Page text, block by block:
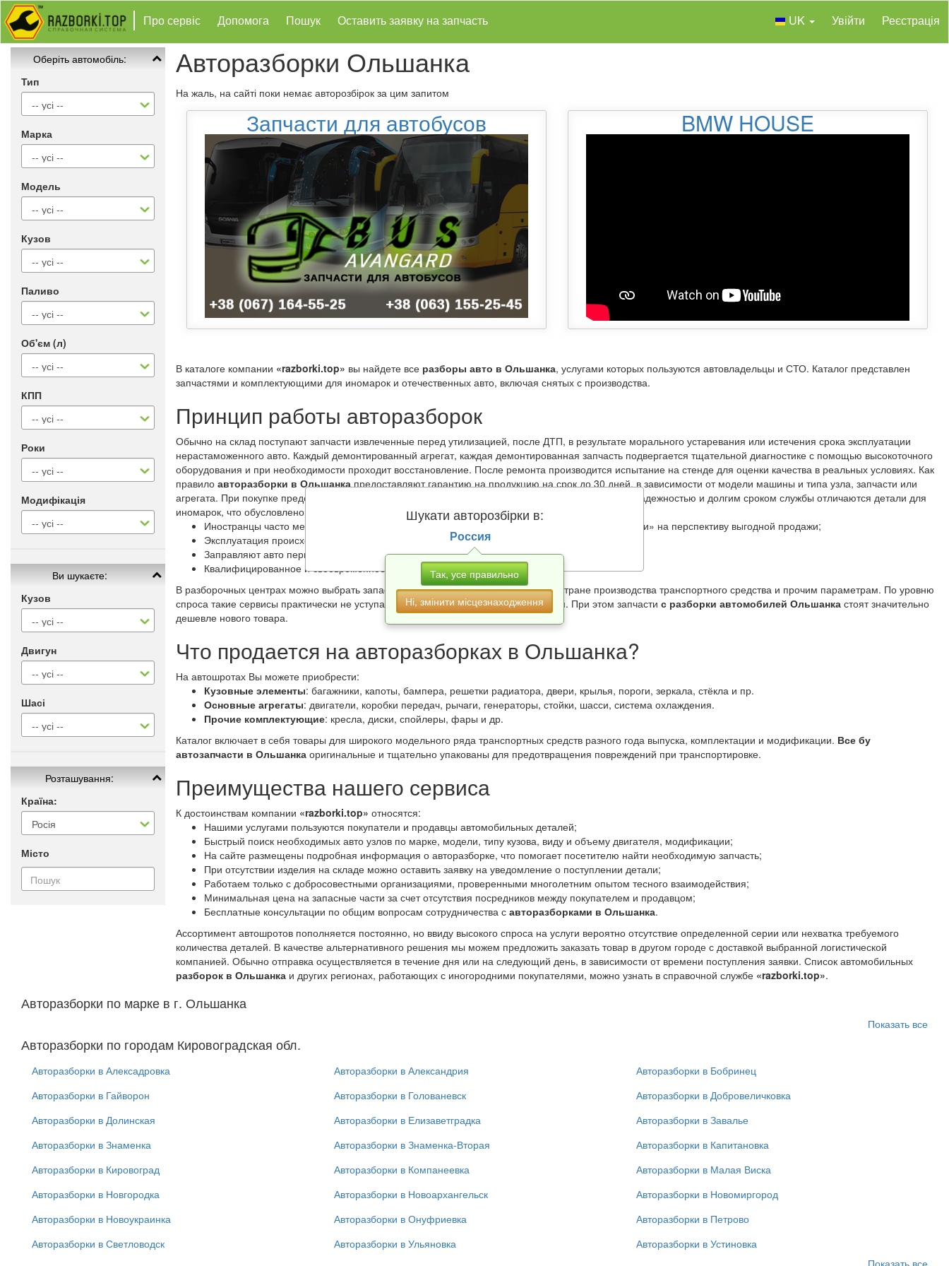
Про сервіс Допомога Пошук Оставить заявку на запчасть UK Увійти Реєстрація
Шукати авторозбірки в:
Россия
Так, усе правильно
Ні, змінити місцезнаходження
Оберіть автомобіль:
Тип
Марка
Модель
Кузов
Паливо
Об'єм (л)
КПП
Роки
Модифікація
Ви шукаєте:
Кузов
Двигун
Шасі
Розташування:
Країна:
Місто
Авторазборки Ольшанка
На жаль, на сайті поки немає авторозбірок за цим запитом
Запчасти для автобусов BMW HOUSE
В каталоге компании «razborki.top» вы найдете все разборы авто в Ольшанка, услугами которых пользуются автовладельцы и СТО. Каталог представлен
запчастями и комплектующими для иномарок и отечественных авто, включая снятых с производства.
Принцип работы авторазборок
Обычно на склад поступают запчасти извлеченные перед утилизацией, после ДТП, в результате морального устаревания или истечения срока эксплуатации
нерастаможенного авто. Каждый демонтированный агрегат, каждая демонтированная запчасть подвергается тщательной диагностике с помощью высокоточного
оборудования и при необходимости проходит восстановление. После ремонта производится испытание на стенде для оценки качества в реальных условиях. Как
правило авторазборки в Ольшанкапредоставляют гарантию на продукцию на срок до 30 дней, в зависимости от модели машины и типа узла, запчасти или
агрегата. При покупке представитель магазина также укажет остаточный ресурс изделия. Особой надежностью и долгим сроком службы отличаются детали для
иномарок, что обусловлено следующими факторами:
Иностранцы часто меняют автомобили, поэтому заботливо обращаются с «железными конями» на перспективу выгодной продажи;
Эксплуатация происходит на высококачественных дорогах Европы, Азии и Америки;
Заправляют авто первосортным топливом;
Квалифицированное и своевременное техобслуживание.
В разборочных центрах можно выбрать запасные части по модели, году выпуска, стране производства транспортного средства и прочим параметрам. По уровню
спроса такие сервисы практически не уступают привычным для нас автомагазинам. При этом запчасти с разборки автомобилей Ольшанка стоят значительно
дешевле нового товара.
Что продается на авторазборках в Ольшанка?
На автошротах Вы можете приобрести:
Кузовные элементы: багажники, капоты, бампера, решетки радиатора, двери, крылья, пороги, зеркала, стёкла и пр.
Основные агрегаты: двигатели, коробки передач, рычаги, генераторы, стойки, шасси, система охлаждения.
Прочие комплектующие: кресла, диски, спойлеры, фары и др.
Каталог включает в себя товары для широкого модельного ряда транспортных средств разного года выпуска, комплектации и модификации. Все бу
автозапчасти в Ольшанка оригинальные и тщательно упакованы для предотвращения повреждений при транспортировке.
Преимущества нашего сервиса
К достоинствам компании «razborki.top» относятся:
Нашими услугами пользуются покупатели и продавцы автомобильных деталей;
Быстрый поиск необходимых авто узлов по марке, модели, типу кузова, виду и объему двигателя, модификации;
На сайте размещены подробная информация о авторазборке, что помогает посетителю найти необходимую запчасть;
При отсутствии изделия на складе можно оставить заявку на уведомление о поступлении детали;
Работаем только с добросовестными организациями, проверенными многолетним опытом тесного взаимодействия;
Минимальная цена на запасные части за счет отсутствия посредников между покупателем и продавцом;
Бесплатные консультации по общим вопросам сотрудничества с авторазборками в Ольшанка.
Ассортимент автошротов пополняется постоянно, но ввиду высокого спроса на услуги вероятно отсутствие определенной серии или нехватка требуемого
количества деталей. В качестве альтернативного решения мы можем предложить заказать товар в другом городе с доставкой выбранной логистической
компанией. Обычно отправка осуществляется в течение дня или на следующий день, в зависимости от времени поступления заявки. Список автомобильных
разборок в Ольшанка и других регионах, работающих с иногородними покупателями, можно узнать в справочной службе «razborki.top».
Авторазборки по марке в г. Ольшанка
Показать все
Авторазборки по городам Кировоградская обл.
Авторазборки в Алексадровка Авторазборки в Александрия
Авторазборки в Бобринец
Авторазборки в Гайворон
Авторазборки в Голованевск
Авторазборки в Добровеличковка
Авторазборки в Долинская
Авторазборки в Елизаветградка
Авторазборки в Завалье
Авторазборки в Знаменка
Авторазборки в Знаменка-Вторая
Авторазборки в Капитановка
Авторазборки в Кировоград
Авторазборки в Компанеевка
Авторазборки в Малая Виска
Авторазборки в Новгородка
Авторазборки в Новоархангельск
Авторазборки в Новомиргород
Авторазборки в Новоукраинка
Авторазборки в Онуфриевка
Авторазборки в Петрово
Авторазборки в Светловодск
Авторазборки в Ульяновка
Авторазборки в Устиновка